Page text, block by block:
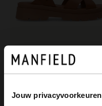
Jouw privacyvoorkeuren
Manfield
Cognacfarbene Ledersandalen